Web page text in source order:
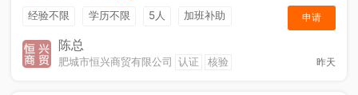
经验不限 学历不限 5人
加班补助
综合补贴
社保五险
申请
陈总
肥城市恒兴商贸有限公司 认证 核验 昨天